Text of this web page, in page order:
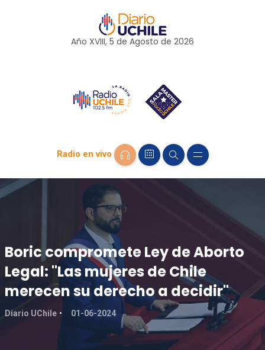
Año XVIII, 5 de Agosto de 2026
Radio en vivo
Boric compromete Ley de Aborto
Legal: "Las mujeres de Chile
merecen su derecho a decidir"
Diario UChile 01-06-2024